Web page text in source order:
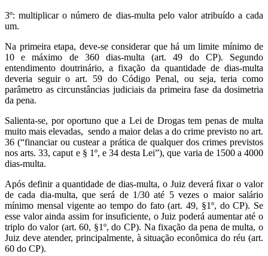
3º: multiplicar o número de dias-multa pelo valor atribuído a cada
um.
Na primeira etapa, deve-se considerar que há um limite mínimo de
10 e máximo de 360 dias-multa (art. 49 do CP). Segundo
entendimento doutrinário, a fixação da quantidade de dias-multa
deveria seguir o art. 59 do Código Penal, ou seja, teria como
parâmetro as circunstâncias judiciais da primeira fase da dosimetria
da pena.
Salienta-se, por oportuno que a Lei de Drogas tem penas de multa
muito mais elevadas, sendo a maior delas a do crime previsto no art.
36 (“financiar ou custear a prática de qualquer dos crimes previstos
nos arts. 33, caput e § 1º, e 34 desta Lei”), que varia de 1500 a 4000
dias-multa.
Após definir a quantidade de dias-multa, o Juiz deverá fixar o valor
de cada dia-multa, que será de 1/30 até 5 vezes o maior salário
mínimo mensal vigente ao tempo do fato (art. 49, §1º, do CP). Se
esse valor ainda assim for insuficiente, o Juiz poderá aumentar até o
triplo do valor (art. 60, §1º, do CP). Na fixação da pena de multa, o
Juiz deve atender, principalmente, à situação econômica do réu (art.
60 do CP).